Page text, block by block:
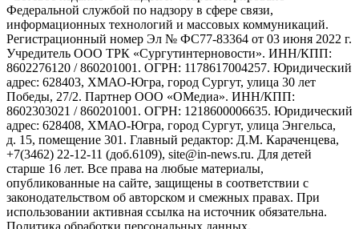
Федеральной службой по надзору в сфере связи,
информационных технологий и массовых коммуникаций.
Регистрационный номер Эл № ФС77-83364 от 03 июня 2022 г.
Учредитель ООО ТРК «Сургутинтерновости». ИНН/КПП:
8602276120 / 860201001. ОГРН: 1178617004257. Юридический
адрес: 628403, ХМАО-Югра, город Сургут, улица 30 лет
Победы, 27/2. Партнер ООО «ОМедиа». ИНН/КПП:
8602303021 / 860201001. ОГРН: 1218600006635. Юридический
адрес: 628408, ХМАО-Югра, город Сургут, улица Энгельса,
д. 15, помещение 301. Главный редактор: Д.М. Караченцева,
+7(3462) 22-12-11 (доб.6109), site@in-news.ru. Для детей
старше 16 лет. Все права на любые материалы,
опубликованные на сайте, защищены в соответствии с
законодательством об авторском и смежных правах. При
использовании активная ссылка на источник обязательна.
Политика обработки персональных данных.